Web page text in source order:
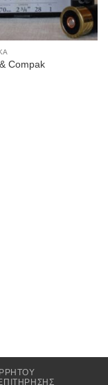
Compak